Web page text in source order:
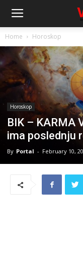
Home Horoskop
Horoskop
BIK – KARMA
ima poslednju
By Portal - February 10,